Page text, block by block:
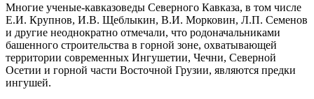
Многие ученые-кавказоведы Северного Кавказа, в том числе
Е.И. Крупнов, И.В. Щеблыкин, В.И. Морковин, Л.П. Семенов
и другие неоднократно отмечали, что родоначальниками
башенного строительства в горной зоне, охватывающей
территории современных Ингушетии, Чечни, Северной
Осетии и горной части Восточной Грузии, являются предки
ингушей.